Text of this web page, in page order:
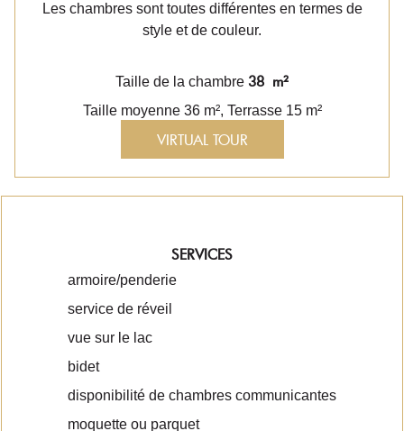
Les chambres sont toutes différentes en termes de
style et de couleur.
Taille de la chambre 38 m²
Taille moyenne 36 m², Terrasse 15 m²
VIRTUAL TOUR
SERVICES
armoire/penderie
service de réveil
vue sur le lac
bidet
disponibilité de chambres communicantes
moquette ou parquet